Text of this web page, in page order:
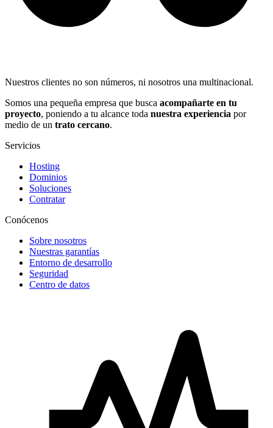
Nuestros clientes no son números, ni nosotros una multinacional.
Somos una pequeña empresa que busca acompañarte en tu
proyecto, poniendo a tu alcance toda nuestra experiencia por
medio de un trato cercano.
Servicios
Hosting
Dominios
Soluciones
Contratar
Conócenos
Sobre nosotros
Nuestras garantías
Entorno de desarrollo
Seguridad
Centro de datos